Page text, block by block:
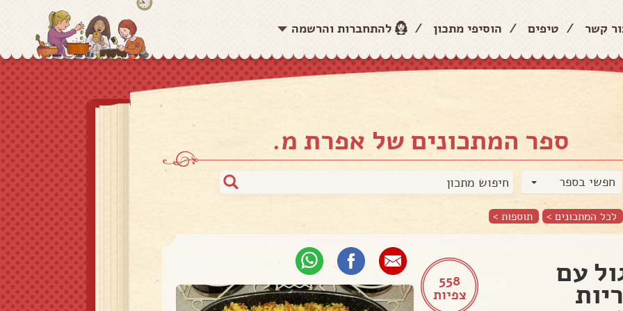
קשר / טיפים / הוסיפי מתכון / להתחברות והרשמה
ספר המתכונים של אפרת מ.
חפשי בספר
לכל המתכונים > תוספות >
558
צפיות
עם